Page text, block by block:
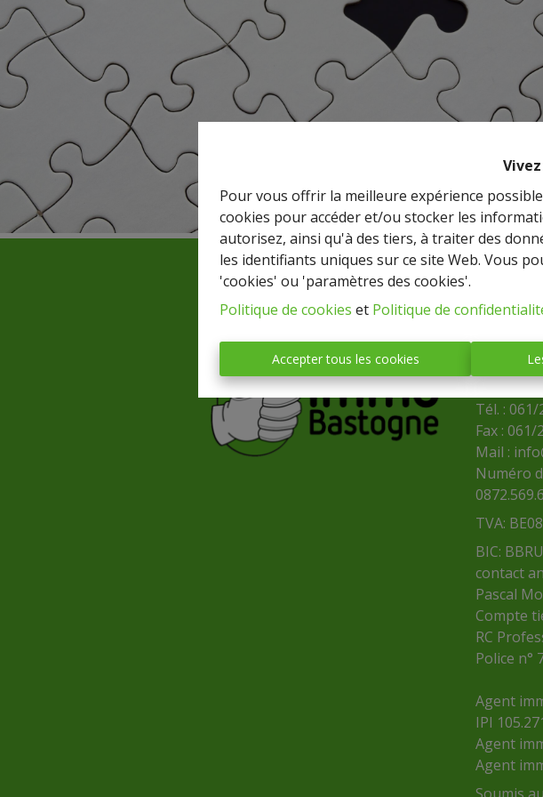
Pour vous offrir la meilleure expérience
cookies pour accéder et/ou stocker les
autorisez, ainsi qu'à des tiers, à traiter des
les identifiants uniques sur ce site Web. Vous
'cookies' ou 'paramètres des cookies'.
Politique de cookies et Politique de
Accepter tous les cookies
IMMO
(société
Place
Tél. : 061/
Fax : 061/
Mail :
Numéro
TVA:
BIC:
contact
Pascal
Compte
RC
Police n°
Agent
IPI
Agent
Agent